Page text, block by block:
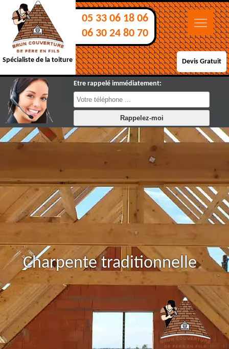
Spécialiste de la toiture
05 33 06 18 06
06 30 24 80 70
Devis Gratuit
Etre rappelé immédiatement:
Charpente traditionnelle